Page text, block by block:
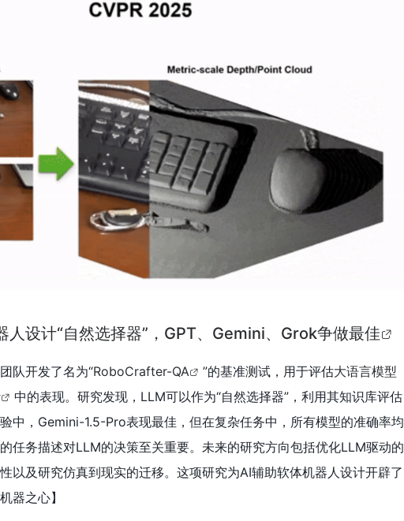
人设计“自然选择器”，GPT、Gemini、Grok争做最佳
队开发了名为“RoboCrafter-QA ”的基准测试，用于评估大语言模型
中的表现。研究发现，LLM可以作为“自然选择器”，利用其知识库评估
中，Gemini-1.5-Pro表现最佳，但在复杂任务中，所有模型的准确率均
任务描述对LLM的决策至关重要。未来的研究方向包括优化LLM驱动的
以及研究仿真到现实的迁移。这项研究为AI辅助软体机器人设计开辟了
器之心】